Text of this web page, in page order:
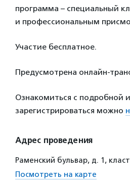
программа – специальный
и профессиональным
Участие бесплатное.
Предусмотрена онлайн-
Ознакомиться с подробной
зарегистрироваться можно
Адрес проведения
Раменский бульвар, д. 1,
Посмотреть на карте